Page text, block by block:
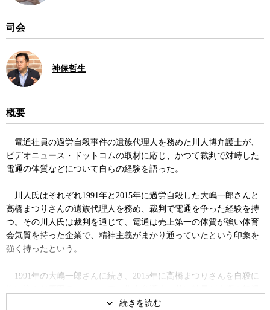
司会
神保哲生
概要
電通社員の過労自殺事件の遺族代理人を務めた川人博弁護士が、
ビデオニュース・ドットコムの取材に応じ、かつて裁判で対峙した
電通の体質などについて自らの経験を語った。
川人氏はそれぞれ1991年と2015年に過労自殺した大嶋一郎さんと
高橋まつりさんの遺族代理人を務め、裁判で電通を争った経験を持
つ。その川人氏は裁判を通じて、電通は売上第一の体質が強い体育
会気質を持った企業で、精神主義がまかり通っていたという印象を
強く持ったという。
1991年の大嶋一郎さんに続き、2015年に高橋まつりさんを自殺に
した苛酷な労働を強いられていたにもかかわらず、労働組合や産業